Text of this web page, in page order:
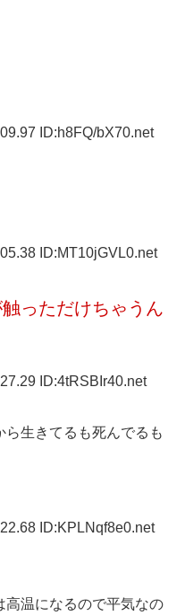
ID:h8FQ/bX70.net
ID:MT10jGVL0.net
っただけちゃうん
ID:4tRSBIr40.net
ら生きてるも死んでるも
ID:KPLNqf8e0.net
高温になるので平気なの